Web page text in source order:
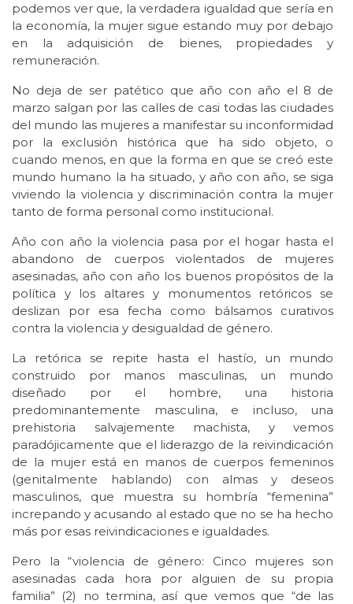
podemos ver que, la verdadera igualdad que sería en
la economía, la mujer sigue estando muy por debajo
en la adquisición de bienes, propiedades y
remuneración.
No deja de ser patético que año con año el 8 de
marzo salgan por las calles de casi todas las ciudades
del mundo las mujeres a manifestar su inconformidad
por la exclusión histórica que ha sido objeto, o
cuando menos, en que la forma en que se creó este
mundo humano la ha situado, y año con año, se siga
viviendo la violencia y discriminación contra la mujer
tanto de forma personal como institucional.
Año con año la violencia pasa por el hogar hasta el
abandono de cuerpos violentados de mujeres
asesinadas, año con año los buenos propósitos de la
política y los altares y monumentos retóricos se
deslizan por esa fecha como bálsamos curativos
contra la violencia y desigualdad de género.
La retórica se repite hasta el hastío, un mundo
construido por manos masculinas, un mundo
diseñado por el hombre, una historia
predominantemente masculina, e incluso, una
prehistoria salvajemente machista, y vemos
paradójicamente que el liderazgo de la reivindicación
de la mujer está en manos de cuerpos femeninos
(genitalmente hablando) con almas y deseos
masculinos, que muestra su hombría “femenina”
increpando y acusando al estado que no se ha hecho
más por esas reivindicaciones e igualdades.
Pero la “violencia de género: Cinco mujeres son
asesinadas cada hora por alguien de su propia
familia” (2) no termina, así que vemos que “de las